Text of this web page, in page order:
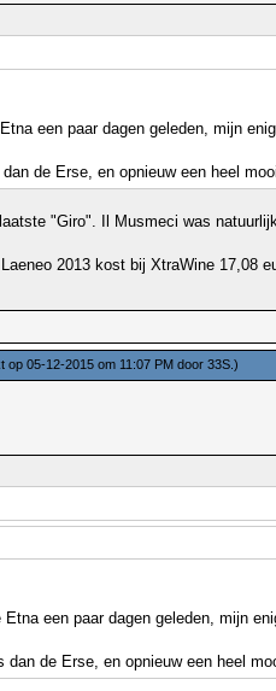
een paar dagen geleden, mijn
de Erse, en opnieuw een heel
"Giro". Il Musmeci was
2013 kost bij XtraWine
op 05-12-2015 om 11:07 PM door 33S.)
een paar dagen geleden, mijn
dan de Erse, en opnieuw een heel